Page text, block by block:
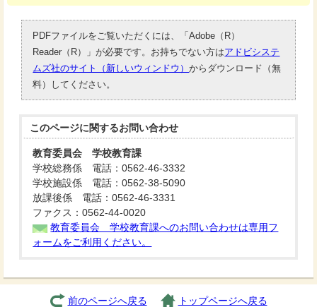
PDFファイルをご覧いただくには、「Adobe（R）
Reader（R）」が必要です。お持ちでない方はアドビシステ
ムズ社のサイト（新しいウィンドウ）からダウンロード（無
料）してください。
このページに関するお問い合わせ
教育委員会 学校教育課
学校総務係 電話：0562-46-3332
学校施設係 電話：0562-38-5090
放課後係 電話：0562-46-3331
ファクス：0562-44-0020
教育委員会 学校教育課へのお問い合わせは専用フ
ォームをご利用ください。
前のページへ戻る トップページへ戻る